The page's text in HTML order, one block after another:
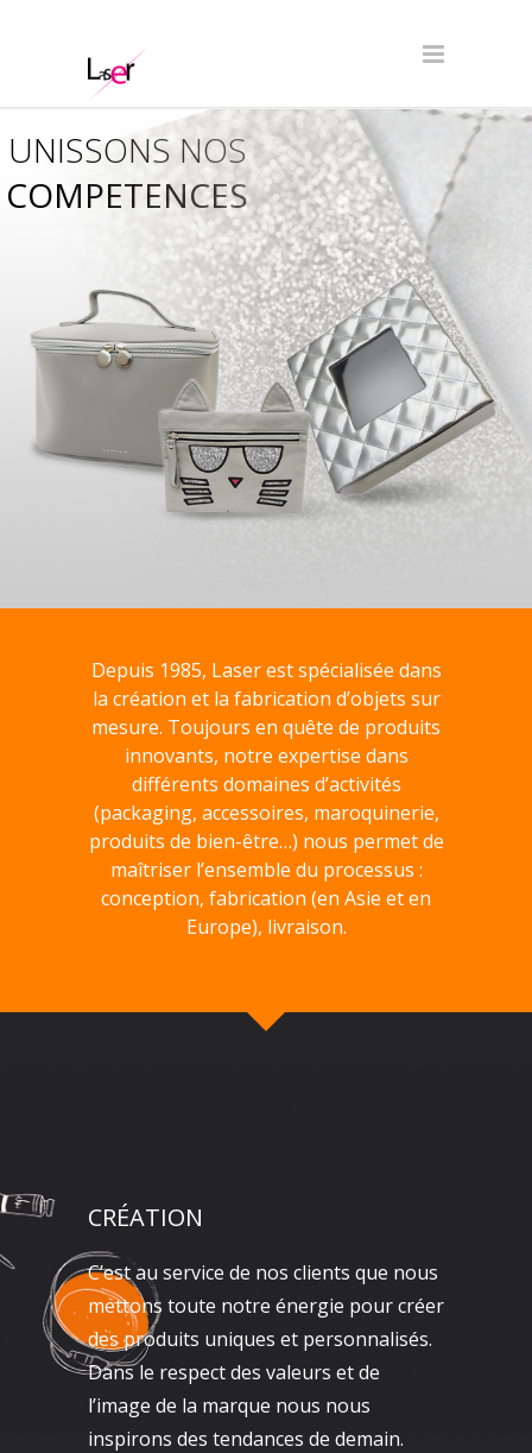
COMPETENCES
UNISSONS NOS
Depuis 1985, Laser est spécialisée dans
la création et la fabrication d’objets sur
mesure. Toujours en quête de produits
innovants, notre expertise dans
différents domaines d’activités
(packaging, accessoires, maroquinerie,
produits de bien-être…) nous permet de
maîtriser l’ensemble du processus :
conception, fabrication (en Asie et en
Europe), livraison.
CRÉATION
C’est au service de nos clients que nous
mettons toute notre énergie pour créer
des produits uniques et personnalisés.
Dans le respect des valeurs et de
l’image de la marque nous nous
inspirons des tendances de demain.